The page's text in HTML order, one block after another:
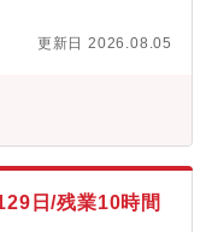
務支援■事業計画策定
■投資家との連携支援■
業月10～20時間程
業に長年携わってきた
基に、2024年1月12日
更新日 2026.08.05
日/残業10時間